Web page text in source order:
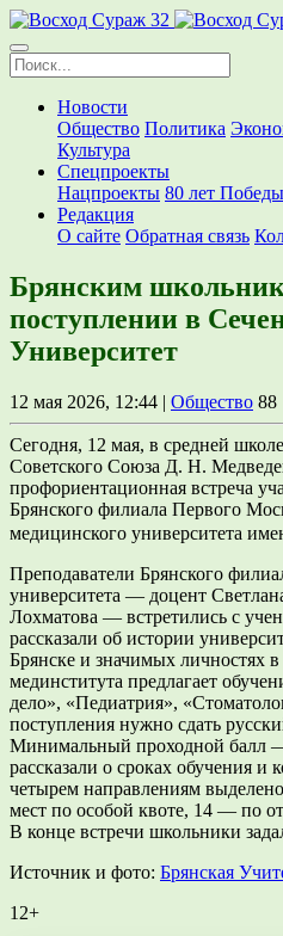
Новости
Общество Политика
Культура
Спецпроекты
Нацпроекты 80 лет Победы
Редакция
О сайте Обратная связь
Брянским
поступлении в
Университет
12 мая 2026, 12:44 | Общество 88
Сегодня, 12 мая, в средней
Советского Союза Д. Н.
профориентационная встреча
Брянского филиала Первого
медицинского университета
Преподаватели Брянского
университета — доцент
Лохматова — встретились с
рассказали об истории
Брянске и значимых личностях
мединститута предлагает
дело», «Педиатрия»,
поступления нужно сдать
Минимальный проходной балл
рассказали о сроках обучения и
четырем направлениям
мест по особой квоте, 14 — по
В конце встречи школьники
Источник и фото: Брянская
12+